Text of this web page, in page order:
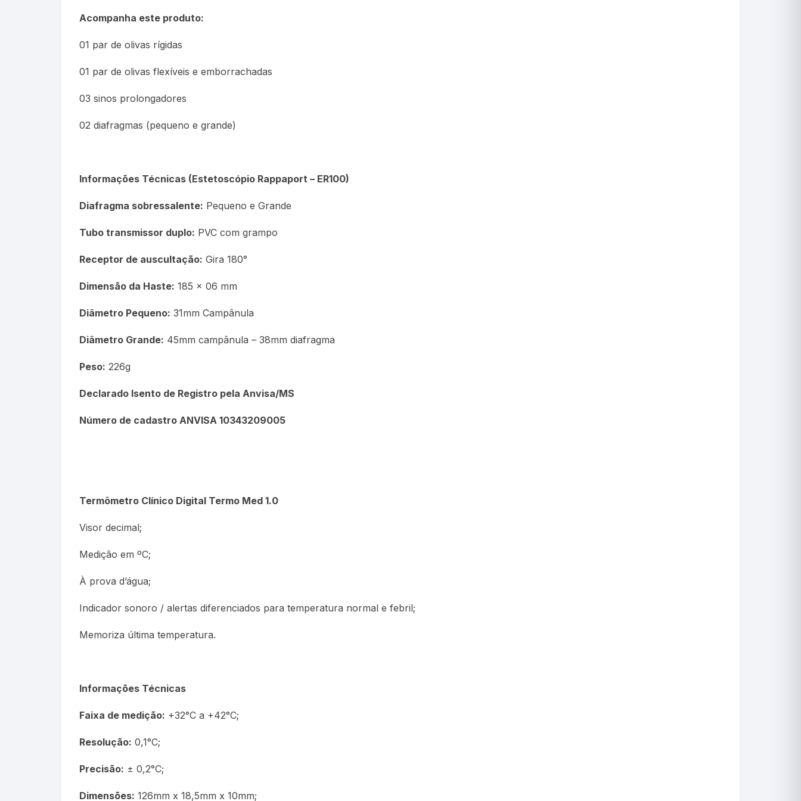
Acompanha este produto:
01 par de olivas rígidas
01 par de olivas flexíveis e emborrachadas
03 sinos prolongadores
02 diafragmas (pequeno e grande)
Informações Técnicas (Estetoscópio Rappaport – ER100)
Diafragma sobressalente: Pequeno e Grande
Tubo transmissor duplo: PVC com grampo
Receptor de auscultação: Gira 180°
Dimensão da Haste: 185 x 06 mm
Diâmetro Pequeno: 31mm Campânula
Diâmetro Grande: 45mm campânula – 38mm diafragma
Peso: 226g
Declarado Isento de Registro pela Anvisa/MS
Número de cadastro ANVISA 10343209005
Termômetro Clínico Digital Termo Med 1.0
Visor decimal;
Medição em ºC;
À prova d’água;
Indicador sonoro / alertas diferenciados para temperatura normal e febril;
Memoriza última temperatura.
Informações Técnicas
Faixa de medição: +32°C a +42°C;
Resolução: 0,1°C;
Precisão: ± 0,2°C;
Dimensões: 126mm x 18,5mm x 10mm;